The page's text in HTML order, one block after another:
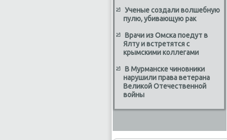
Ученые создали волшебную
пулю, убивающую рак
Врачи из Омска поедут в
Ялту и встретятся с
крымскими коллегами
В Мурманске чиновники
нарушили права ветерана
Великой Отечественной
войны